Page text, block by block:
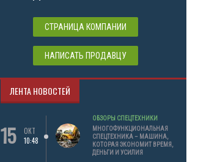
СТРАНИЦА КОМПАНИИ
НАПИСАТЬ ПРОДАВЦУ
ЛЕНТА НОВОСТЕЙ
15
ОКТ
10:48
ОБЗОРЫ СПЕЦТЕХНИКИ
МНОГОФУНКЦИОНАЛЬНАЯ
СПЕЦТЕХНИКА – МАШИНА,
КОТОРАЯ ЭКОНОМИТ ВРЕМЯ,
ДЕНЬГИ И УСИЛИЯ